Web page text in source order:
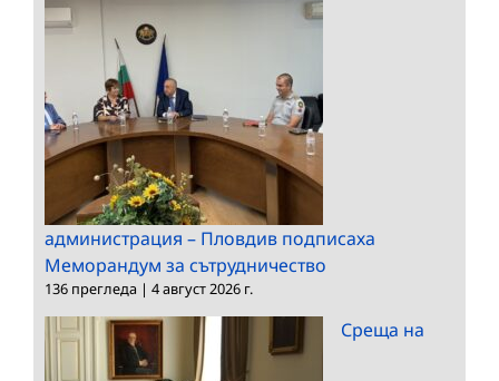
администрация – Пловдив подписаха
Меморандум за сътрудничество
136 прегледа | 4 август 2026 г.
Среща на